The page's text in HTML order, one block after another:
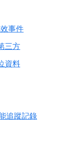
事件
三方
資料
追蹤記錄